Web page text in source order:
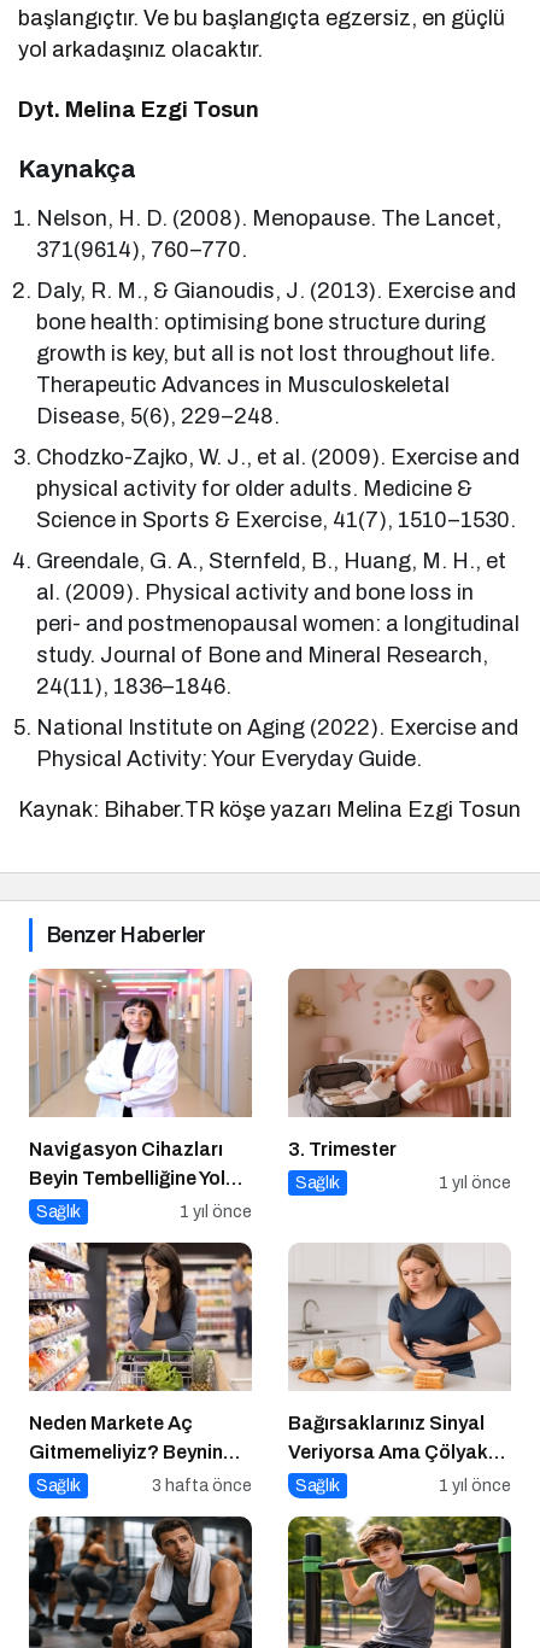
başlangıçtır. Ve bu başlangıçta egzersiz, en güçlü
yol arkadaşınız olacaktır.
Dyt. Melina Ezgi Tosun
Kaynakça
Nelson, H. D. (2008). Menopause. The Lancet,
371(9614), 760–770.
Daly, R. M., & Gianoudis, J. (2013). Exercise and
bone health: optimising bone structure during
growth is key, but all is not lost throughout life.
Therapeutic Advances in Musculoskeletal
Disease, 5(6), 229–248.
Chodzko-Zajko, W. J., et al. (2009). Exercise and
physical activity for older adults. Medicine &
Science in Sports & Exercise, 41(7), 1510–1530.
Greendale, G. A., Sternfeld, B., Huang, M. H., et
al. (2009). Physical activity and bone loss in
peri- and postmenopausal women: a longitudinal
study. Journal of Bone and Mineral Research,
24(11), 1836–1846.
National Institute on Aging (2022). Exercise and
Physical Activity: Your Everyday Guide.
Kaynak: Bihaber.TR köşe yazarı Melina Ezgi Tosun
Benzer Haberler
Navigasyon Cihazları
Beyin Tembelliğine Yol
Açıyor mu?
Sağlık 1 yıl önce
3. Trimester
Sağlık 1 yıl önce
Neden Markete Aç
Gitmemeliyiz? Beynin
Satın Alma Psikolojisi
Sağlık 3 hafta önce
Bağırsaklarınız Sinyal
Veriyorsa Ama Çölyak
Değilseniz
Sağlık 1 yıl önce